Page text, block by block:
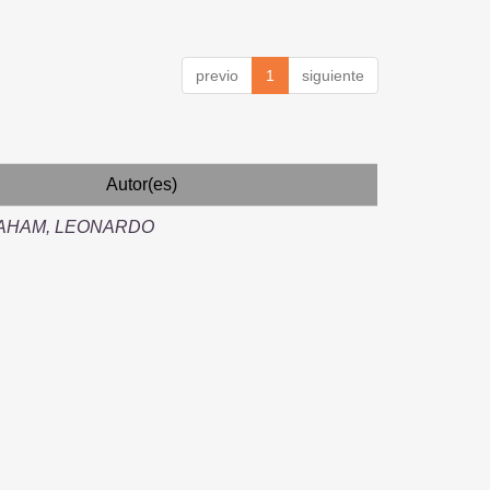
previo 1 siguiente
Autor(es)
LEONARDO